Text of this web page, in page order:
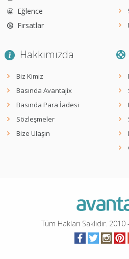
Eğlence
Fırsatlar
Hakkımızda
Biz Kimiz
Basında Avantajix
Basında Para İadesi
Sözleşmeler
Bize Ulaşın
Tüm Hakları Saklıdır. 2010 -